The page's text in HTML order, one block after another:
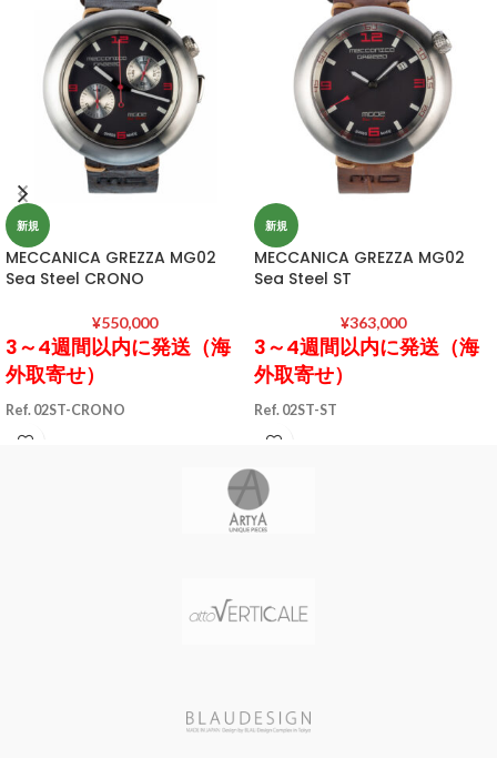
新規
MECCANICA GREZZA MG02
Sea Steel CRONO
¥550,000
3～4週間以内に発送（海
外取寄せ）
Ref. 02ST-CRONO
ケース素材 AISI 316L ステンレスス
ケースサイズ 直径46 mm / 厚さ17
新規
MECCANICA GREZZA MG02
Sea Steel ST
¥363,000
3～4週間以内に発送（海
外取寄せ）
Ref. 02ST-ST
ケース素材 AISI 316L ステンレスス
ケースサイズ 直径46 mm / 厚さ17
mm
ケースカラー STEEL
示)
インデックス